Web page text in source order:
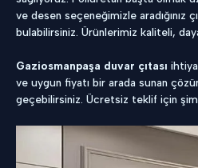
ve desen seçeneğimizle aradığınız
bulabilirsiniz. Ürünlerimiz kaliteli,
Gaziosmanpaşa duvar çıtası
ve uygun fiyatı bir arada sunan
geçebilirsiniz. Ücretsiz teklif için